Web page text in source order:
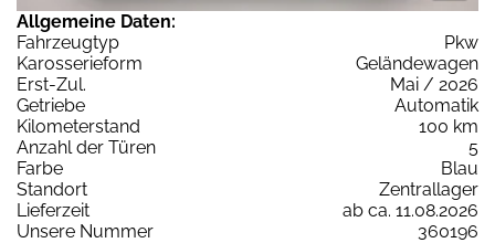
Allgemeine Daten:
Fahrzeugtyp
Pkw
Karosserieform
Geländewagen
Erst-Zul.
Mai / 2026
Getriebe
Automatik
Kilometerstand
100 km
Anzahl der Türen
5
Farbe
Blau
Standort
Zentrallager
Lieferzeit
ab ca. 11.08.2026
Unsere Nummer
360196